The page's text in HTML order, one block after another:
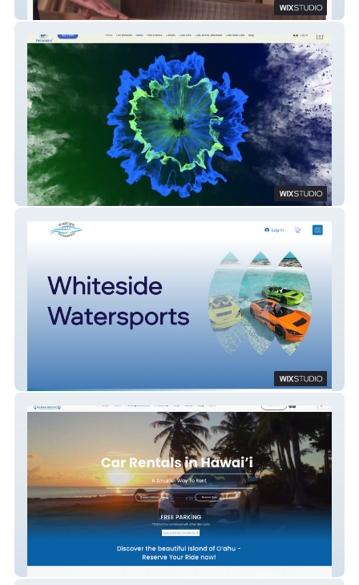
Urban Reclaimed Co
Helocaine
Akamai Rentals